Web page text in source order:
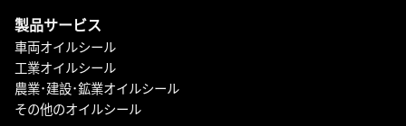
製品サービス
車両オイルシール
工業オイルシール
農業･建設･鉱業オイルシール
その他のオイルシール